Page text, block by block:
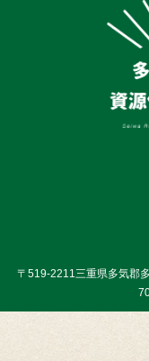
〒519-2211三重県多気郡